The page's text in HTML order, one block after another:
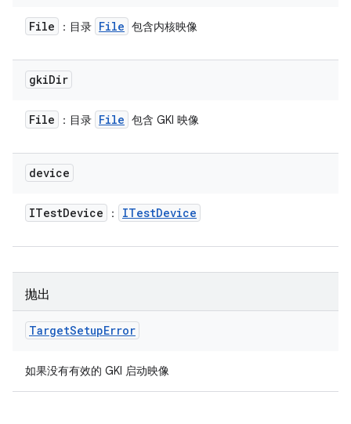
File ：目录 File 包含内核映像
gkiDir
File ：目录 File 包含 GKI 映像
device
ITestDevice ： ITestDevice
抛出
TargetSetupError
如果没有有效的 GKI 启动映像